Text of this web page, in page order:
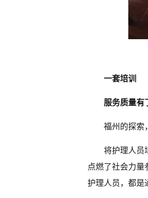
一套培训
服务质量有
福州的探索
将护理人员
点燃了社会力量
护理人员，都是